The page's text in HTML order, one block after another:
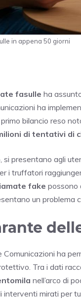
in appena 50 giorni
fasulle ha
ha
bilancio reso
di tentativi di
si presentano agli
i truffatori
fake possono
un problema
ha
Tra i dati
nell’arco di
interventi mirati per